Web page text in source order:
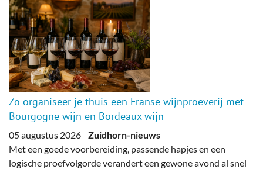
Zo organiseer je thuis een Franse wijnproeverij met
Bourgogne wijn en Bordeaux wijn
05 augustus 2026 Zuidhorn-nieuws
Met een goede voorbereiding, passende hapjes en een
logische proefvolgorde verandert een gewone avond al snel